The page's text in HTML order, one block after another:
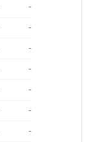
-
-
-
-
-
-
-